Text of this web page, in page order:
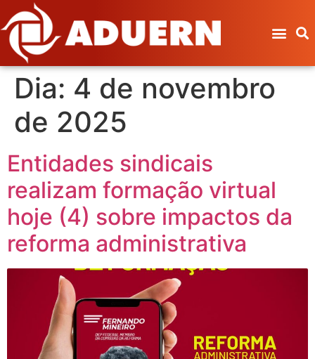
Dia: 4 de novembro
de 2025
Entidades sindicais
realizam formação virtual
hoje (4) sobre impactos da
reforma administrativa